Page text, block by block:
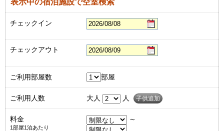
表示中の宿泊施設で空室検索
チェックイン
チェックアウト
ご利用部屋数 部屋
ご利用人数 大人 人 子供追加
料金
1部屋1泊あたり
～